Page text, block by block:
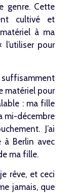
genre. Cette
cultivé et
à ma
pour
matériel pour
: ma fille
mi-décembre
J’ai
à Berlin avec
ma fille.
rêve, et ceci
jamais, que